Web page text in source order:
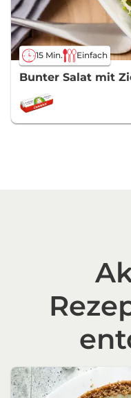
15 Min. Einfach
Bunter Salat mit